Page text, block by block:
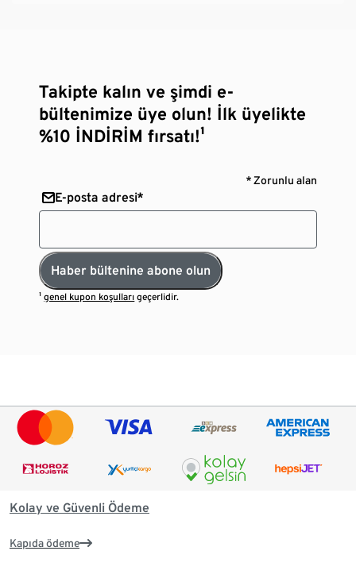
Takipte kalın ve şimdi e-
bültenimize üye olun! İlk üyelikte
%10 İNDİRİM fırsatı!¹
* Zorunlu alan
E-posta adresi*
Haber bültenine abone olun
¹genel kupon koşulları geçerlidir.
Kolay ve Güvenli Ödeme
Kapıda ödeme